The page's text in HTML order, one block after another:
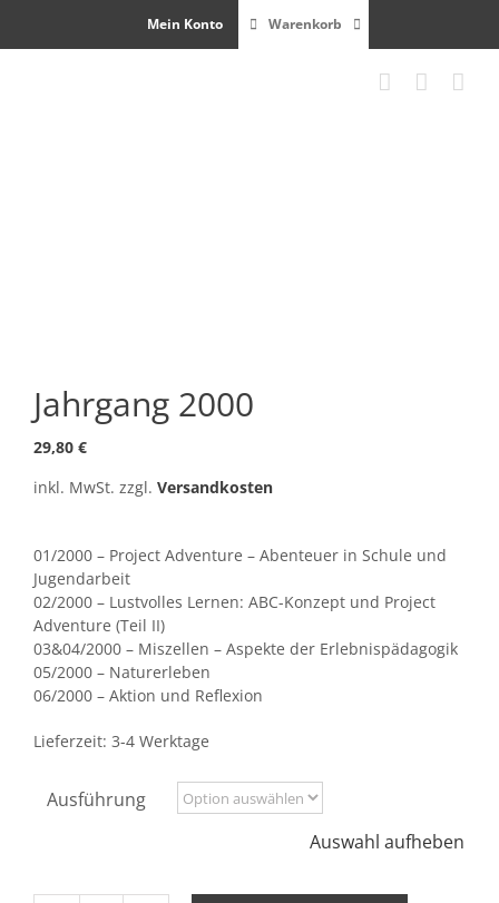
Mein Konto Warenkorb
Jahrgang 2000
29,80 €
inkl. MwSt. zzgl. Versandkosten
01/2000 – Project Adventure – Abenteuer in Schule und
Jugendarbeit
02/2000 – Lustvolles Lernen: ABC-Konzept und Project
Adventure (Teil II)
03&04/2000 – Miszellen – Aspekte der Erlebnispädagogik
05/2000 – Naturerleben
06/2000 – Aktion und Reflexion
Lieferzeit: 3-4 Werktage
Ausführung
Auswahl aufheben